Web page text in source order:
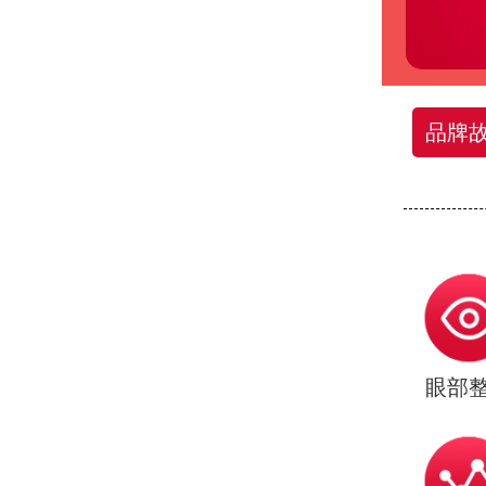
品牌
眼部